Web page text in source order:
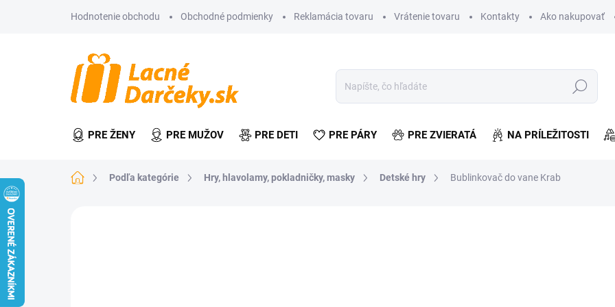
Hodnotenie obchodu Obchodné podmienky Reklamácia tovaru Vrátenie tovaru Kontakty Ako nakupovať
Hľadať
PRE ŽENY PRE MUŽOV PRE DETI PRE PÁRY PRE ZVIERATÁ NA PRÍLEŽITOSTI
DomovPodľa kategórie Hry, hlavolamy, pokladničky, masky Detské hry Bublinkovač do vane Krab